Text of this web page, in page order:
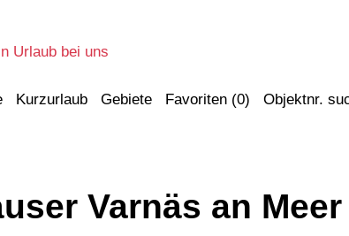
Urlaub bei uns
Kurzurlaub Gebiete Favoriten (0) Objektnr.
Varnäs an